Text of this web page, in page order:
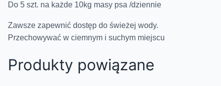
Do 5 szt. na każde 10kg masy psa /dziennie
Zawsze zapewnić dostęp do świeżej wody.
Przechowywać w ciemnym i suchym miejscu
Produkty powiązane